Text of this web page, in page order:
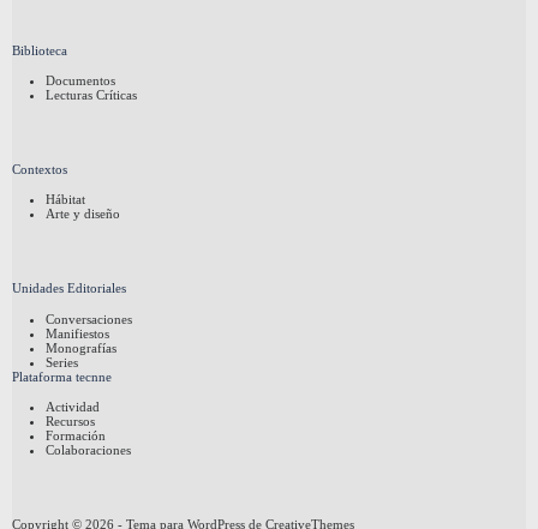
Biblioteca
Documentos
Lecturas Críticas
Contextos
Hábitat
Arte y diseño
Unidades Editoriales
Conversaciones
Manifiestos
Monografías
Series
Plataforma tecnne
Actividad
Recursos
Formación
Colaboraciones
Copyright © 2026 - Tema para WordPress de CreativeThemes